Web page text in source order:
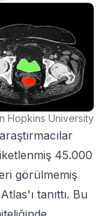
Hopkins University
45.000
görülmemiş
tanıttı. Bu